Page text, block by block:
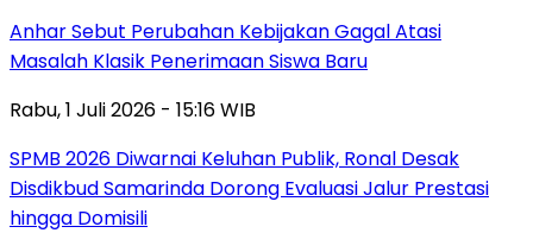
Anhar Sebut Perubahan Kebijakan Gagal Atasi
Masalah Klasik Penerimaan Siswa Baru
Rabu, 1 Juli 2026 - 15:16 WIB
SPMB 2026 Diwarnai Keluhan Publik, Ronal Desak
Disdikbud Samarinda Dorong Evaluasi Jalur Prestasi
hingga Domisili